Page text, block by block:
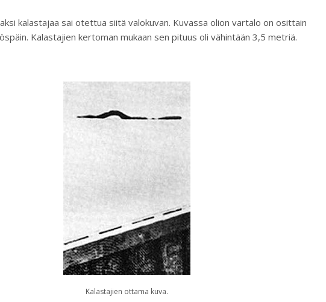
kalastajaa sai otettua siitä valokuvan. Kuvassa olion vartalo on osittain
Kalastajien kertoman mukaan sen pituus oli vähintään 3,5 metriä.
Kalastajien ottama kuva.